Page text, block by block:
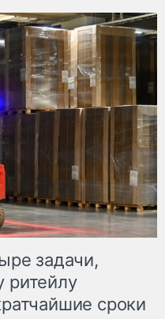
задачи,
ритейлу
сроки